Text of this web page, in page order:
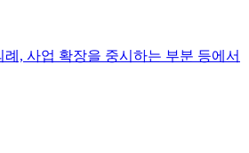
, 사업 확장을 중시하는 부분 등에서